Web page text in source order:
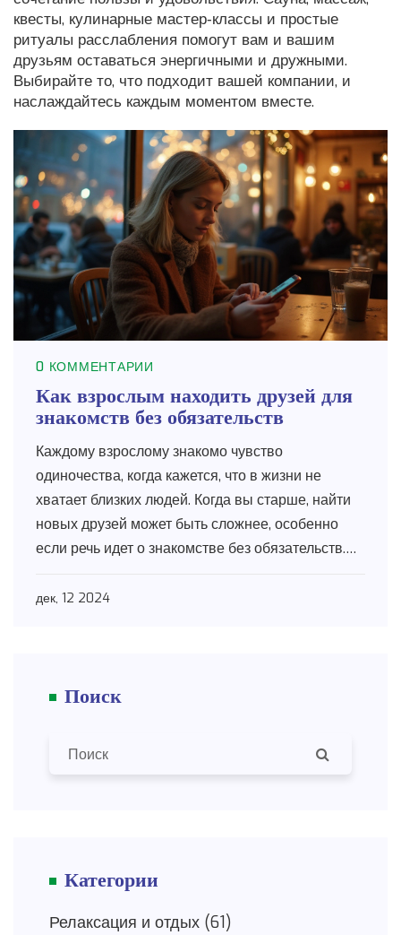
квесты, кулинарные мастер‑классы и простые
ритуалы расслабления помогут вам и вашим
друзьям оставаться энергичными и дружными.
Выбирайте то, что подходит вашей компании, и
наслаждайтесь каждым моментом вместе.
0 КОММЕНТАРИИ
Как взрослым находить друзей для
знакомств без обязательств
Каждому взрослому знакомо чувство
одиночества, когда кажется, что в жизни не
хватает близких людей. Когда вы старше, найти
новых друзей может быть сложнее, особенно
если речь идет о знакомстве без обязательств.
круг общения, от участия в группах по интересам
познакомиться с интересными людьми.
дек, 12 2024
Поиск
Категории
Релаксация и отдых (61)